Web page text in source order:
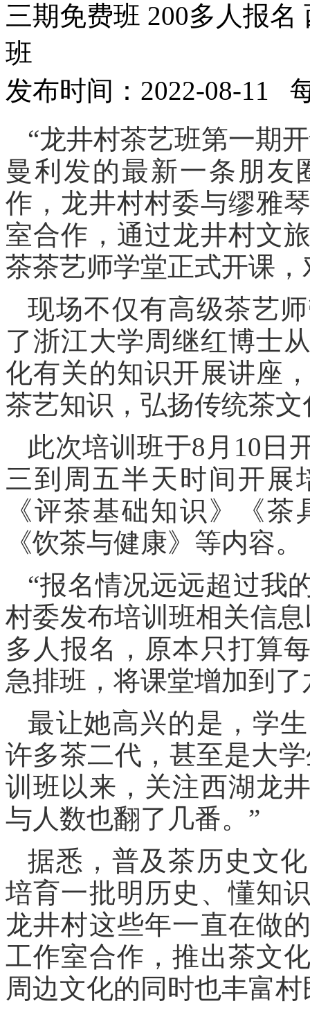
三期免费班 200多人报
班
发布时间：2022-08-11
“龙井村茶艺班第一期
曼利发的最新一条朋友
作，龙井村村委与缪雅
室合作，通过龙井村文
茶茶艺师学堂正式开课
现场不仅有高级茶艺
了浙江大学周继红博士
化有关的知识开展讲座
茶艺知识，弘扬传统茶文
此次培训班于8月10日
三到周五半天时间开展
《评茶基础知识》《
《饮茶与健康》等内容。
“报名情况远远超过我
村委发布培训班相关信
多人报名，原本只打算
急排班，将课堂增加到
最让她高兴的是，学
许多茶二代，甚至是大
训班以来，关注西湖龙
与人数也翻了几番。”
据悉，普及茶历史文
培育一批明历史、懂知
龙井村这些年一直在做
工作室合作，推出茶文
周边文化的同时也丰富